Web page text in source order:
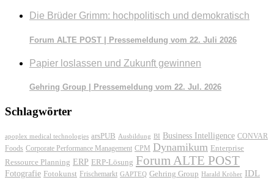
Die Brüder Grimm: hochpolitisch und demokratisch
Forum ALTE POST | Pressemeldung vom 22. Juli 2026
Papier loslassen und Zukunft gewinnen
Gehring Group | Pressemeldung vom 22. Jul. 2026
Schlagwörter
apoplex medical technologies arsPUB Ausbildung BI Business Intelligence CONVAR
Foods Corporate Performance Management CPM Dynamikum Enterprise
Ressource Planning ERP ERP-Lösung Forum ALTE POST
Fotografie Fotokunst Frischemarkt GAPTEQ Gehring Group Harald Kröher IDL